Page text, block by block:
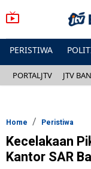
PERISTIWA
PORTALJTV JTV
Home Peristiwa
Kecelakaan
Kantor SAR